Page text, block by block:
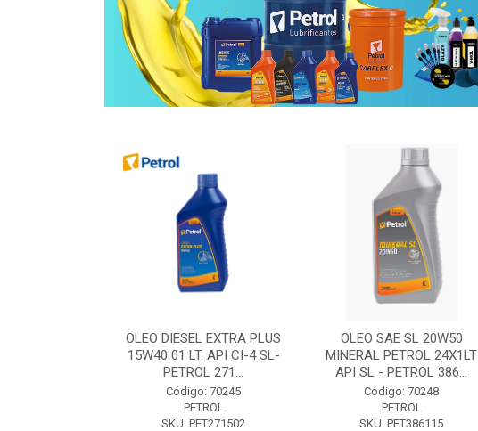
OLEO DIESEL EXTRA PLUS
15W40 01 LT. API CI-4 SL-
PETROL 271...
Código: 70245
PETROL
SKU: PET271502
OLEO SAE SL 20W50
MINERAL PETROL 24X1LT
API SL - PETROL 386...
Código: 70248
PETROL
SKU: PET386115